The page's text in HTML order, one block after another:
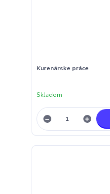
Kurenárske práce
Skladom